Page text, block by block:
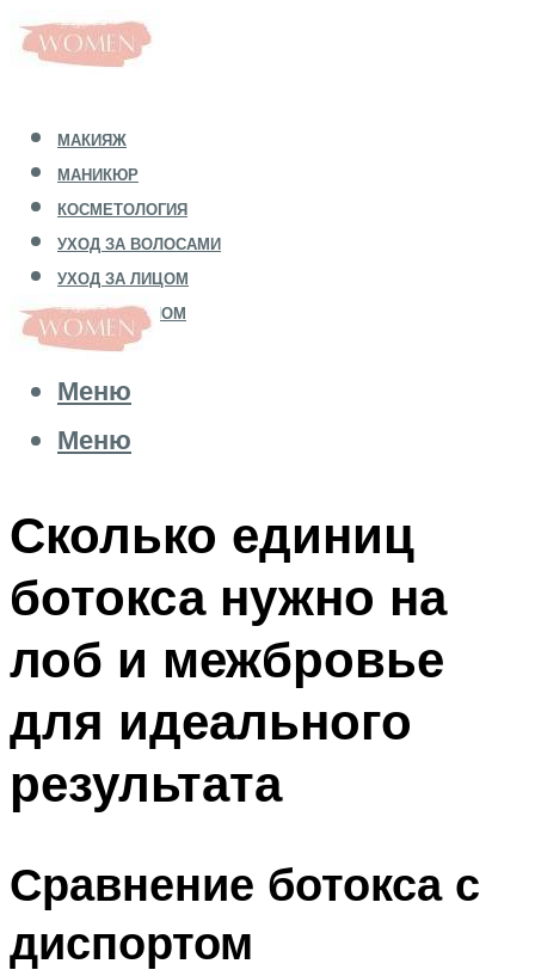
МАКИЯЖ
МАНИКЮР
КОСМЕТОЛОГИЯ
УХОД ЗА ВОЛОСАМИ
УХОД ЗА ЛИЦОМ
УХОД ЗА ТЕЛОМ
Меню
Меню
Сколько единиц
ботокса нужно на
лоб и межбровье
для идеального
результата
Сравнение ботокса с
диспортом